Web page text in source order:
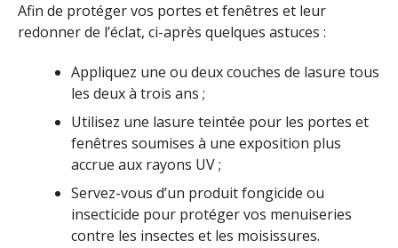
Afin de protéger vos portes et fenêtres et leur
redonner de l’éclat, ci-après quelques astuces :
Appliquez une ou deux couches de lasure tous
les deux à trois ans ;
Utilisez une lasure teintée pour les portes et
fenêtres soumises à une exposition plus
accrue aux rayons UV ;
Servez-vous d’un produit fongicide ou
insecticide pour protéger vos menuiseries
contre les insectes et les moisissures.